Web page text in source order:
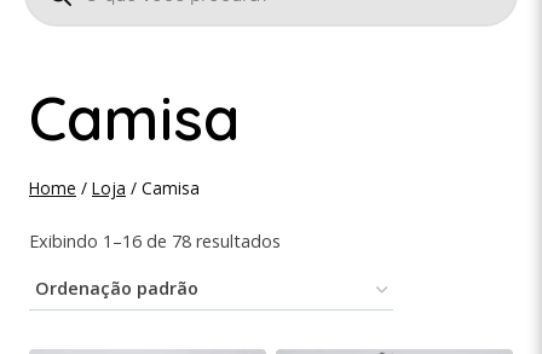
Camisa
Home / Loja / Camisa
Exibindo 1–16 de 78 resultados